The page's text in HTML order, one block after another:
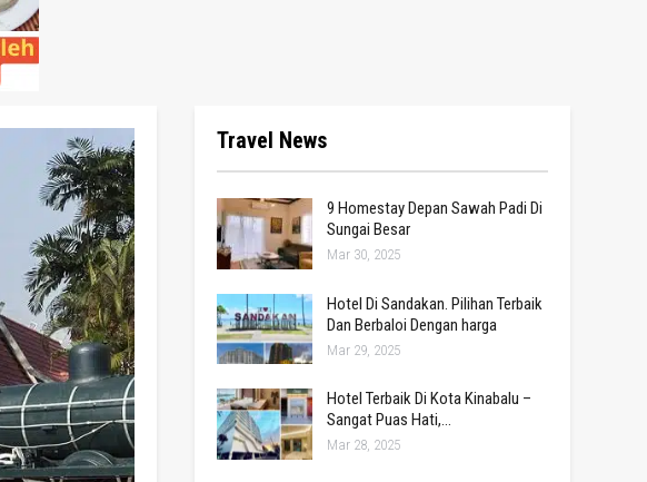
Travel News
9 Homestay Depan Sawah Padi Di
Sungai Besar
Mar 30, 2025
Hotel Di Sandakan. Pilihan Terbaik
Dan Berbaloi Dengan harga
Mar 29, 2025
Hotel Terbaik Di Kota Kinabalu –
Sangat Puas Hati,…
Mar 28, 2025